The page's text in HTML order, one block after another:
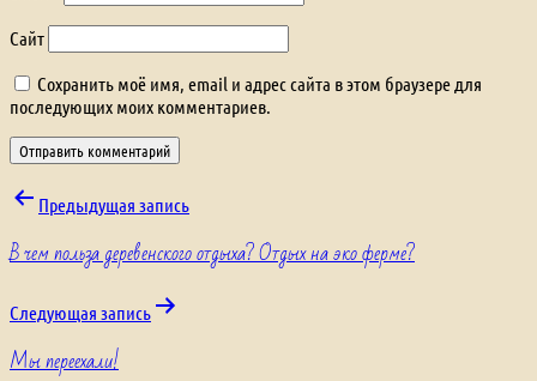
Сайт
Сохранить моё имя, email и адрес сайта в этом браузере для
последующих моих комментариев.
Навигация
по
записям
Предыдущая запись
В чем польза деревенского отдыха? Отдых на эко ферме?
Следующая запись
Мы переехали!